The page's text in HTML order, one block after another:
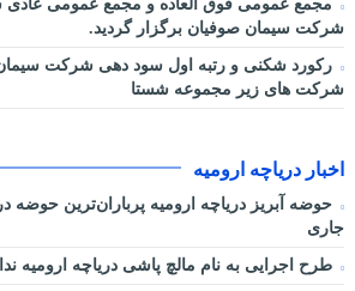
مجمع عمومی فوق العاده و مجمع عمومی عادی
شرکت سیمان صوفیان برگزار گردید.
رکورد شکنی و رتبه اول سود دهی شرکت
شرکت های زیر مجموعه شستا
اخبار دریاچه ارومیه
حوضه آبریز دریاچه ارومیه پرباران‌ترین حوضه‌
جاری
طرح اجرایی به نام مالچ پاشی دریاچه ارومیه